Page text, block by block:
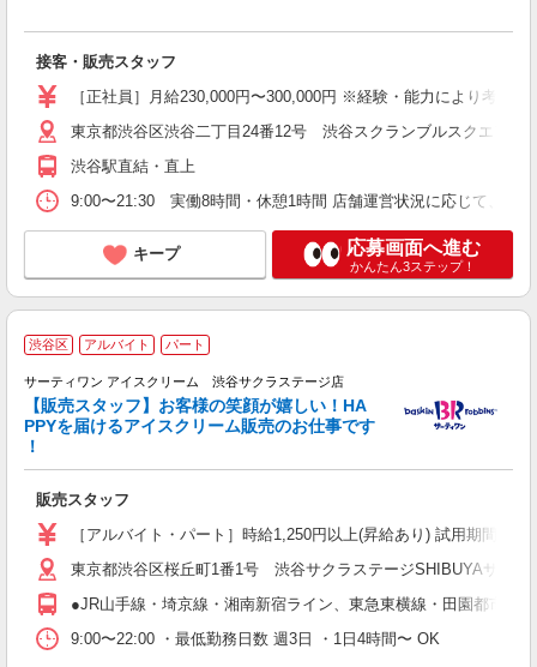
接客・販売スタッフ
［正社員］月給230,000円〜300,000円 ※経験・能力により考慮
東京都渋谷区渋谷二丁目24番12号 渋谷スクランブルスクエア
渋谷駅直結・直上
9:00〜21:30 実働8時間・休憩1時間 店舗運営状況に応じて、早
キープ 応募画面へ進む
かんたん3ステップ！
渋谷区 アルバイト パート
サーティワン アイスクリーム 渋谷サクラステージ店
【販売スタッフ】お客様の笑顔が嬉しい！HA
PPYを届けるアイスクリーム販売のお仕事です
！
販売スタッフ
［アルバイト・パート］時給1,250円以上(昇給あり) 試用期間な
東京都渋谷区桜丘町1番1号 渋谷サクラステージSHIBUYAサイド
●JR山手線・埼京線・湘南新宿ライン、東急東横線・田園都市線
9:00〜22:00 ・最低勤務日数 週3日 ・1日4時間〜 OK